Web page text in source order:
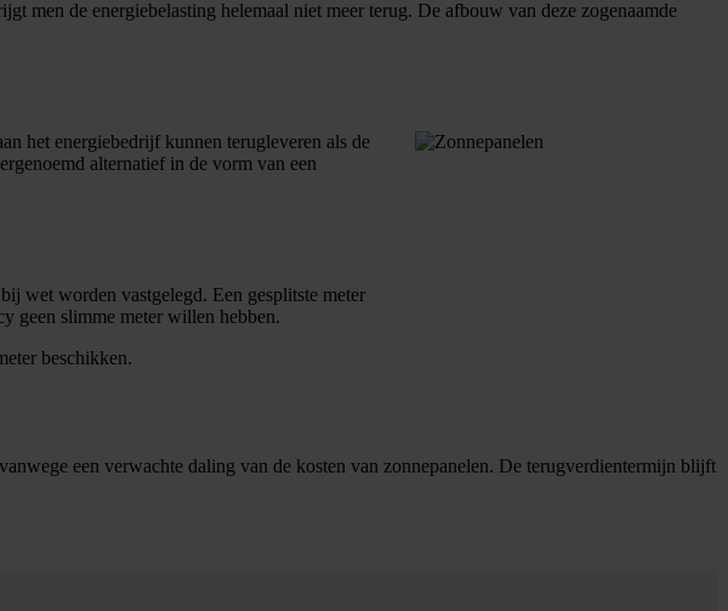
men de energiebelasting helemaal niet meer terug. De afbouw van deze zogenaamde
het energiebedrijf kunnen terugleveren als de
alternatief in de vorm van een
wet worden vastgelegd. Een gesplitste meter
geen slimme meter willen hebben.
beschikken.
een verwachte daling van de kosten van zonnepanelen. De terugverdientermijn blijft